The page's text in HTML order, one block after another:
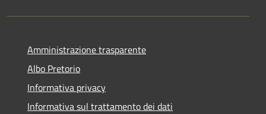
Amministrazione trasparente
Albo Pretorio
Informativa privacy
Informativa sul trattamento dei dati